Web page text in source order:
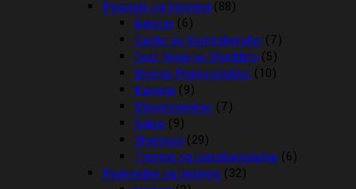
Pelspleje og trimning (88)
Børster (6)
Carder og Gummibørster (7)
Coat Kings og Shedders (5)
Diverse Plejeprodukter (10)
Kamme (9)
Klippemaskiner (7)
Sakse (9)
Shampoo (29)
Trimme og Udredningsknive (6)
Plejemidler og hygiejne (32)